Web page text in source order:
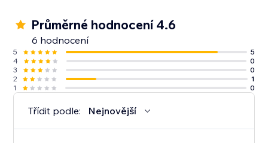
Průměrné hodnocení 4.6
6 hodnocení
5
5
4
0
3
0
2
1
1
0
Třídit podle: Nejnovější